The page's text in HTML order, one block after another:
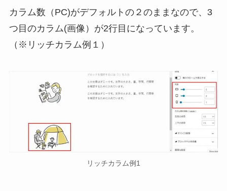
カラム数（PC)がデフォルトの２のままなので、3
つ目のカラム(画像）が2行目になっています。
（※リッチカラム例１）
リッチカラム例1